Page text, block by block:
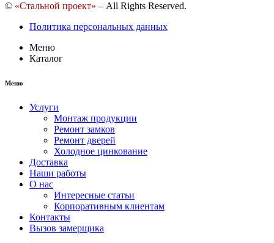
© «Стальной проект» – All Rights Reserved.
Политика персональных данных
Меню
Каталог
Меню
Услуги
Монтаж продукции
Ремонт замков
Ремонт дверей
Холодное цинкование
Доставка
Наши работы
О нас
Интересные статьи
Корпоративным клиентам
Контакты
Вызов замерщика